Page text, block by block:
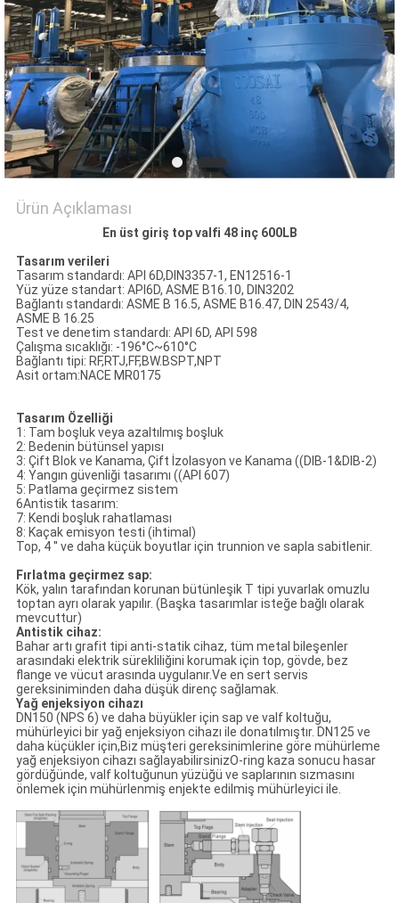
PRIVACY
POLICY
Ürün Açıklaması
En üst giriş top valfi 48 inç 600LB
Tasarım verileri
Tasarım standardı: API 6D,DIN3357-1, EN12516-1
Yüz yüze standart: API6D, ASME B16.10, DIN3202
Bağlantı standardı: ASME B 16.5, ASME B16.47, DIN 2543/4,
ASME B 16.25
Test ve denetim standardı: API 6D, API 598
Çalışma sıcaklığı: -196°C~610°C
Bağlantı tipi: RF,RTJ,FF,BW.BSPT,NPT
Asit ortam:NACE MR0175
Tasarım Özelliği
1: Tam boşluk veya azaltılmış boşluk
2: Bedenin bütünsel yapısı
3: Çift Blok ve Kanama, Çift İzolasyon ve Kanama ((DIB-1&DIB-2)
4: Yangın güvenliği tasarımı ((API 607)
5: Patlama geçirmez sistem
6Antistik tasarım:
7: Kendi boşluk rahatlaması
8: Kaçak emisyon testi (ihtimal)
Top, 4 ′′ ve daha küçük boyutlar için trunnion ve sapla sabitlenir.
Fırlatma geçirmez sap:
Kök, yalın tarafından korunan bütünleşik T tipi yuvarlak omuzlu
toptan ayrı olarak yapılır. (Başka tasarımlar isteğe bağlı olarak
mevcuttur)
Antistik cihaz:
Bahar artı grafit tipi anti-statik cihaz, tüm metal bileşenler
arasındaki elektrik sürekliliğini korumak için top, gövde, bez
flange ve vücut arasında uygulanır.Ve en sert servis
gereksiniminden daha düşük direnç sağlamak.
Yağ enjeksiyon cihazı
DN150 (NPS 6) ve daha büyükler için sap ve valf koltuğu,
mühürleyici bir yağ enjeksiyon cihazı ile donatılmıştır. DN125 ve
daha küçükler için,Biz müşteri gereksinimlerine göre mühürleme
yağ enjeksiyon cihazı sağlayabilirsinizO-ring kaza sonucu hasar
gördüğünde, valf koltuğunun yüzüğü ve saplarının sızmasını
önlemek için mühürlenmiş enjekte edilmiş mühürleyici ile.